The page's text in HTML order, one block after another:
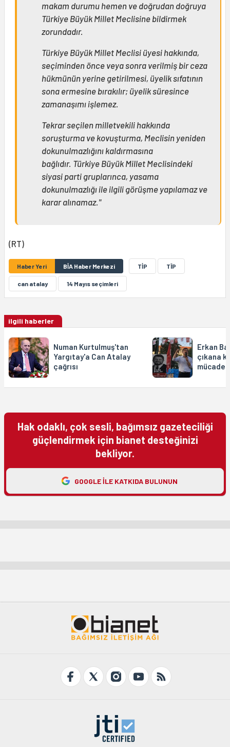
makam durumu hemen ve doğrudan doğruya
Türkiye Büyük Millet Meclisine bildirmek
zorundadır.
Türkiye Büyük Millet Meclisi üyesi hakkında,
seçiminden önce veya sonra verilmiş bir ceza
hükmünün yerine getirilmesi, üyelik sıfatının
sona ermesine bırakılır; üyelik süresince
zamanaşımı işlemez.
Tekrar seçilen milletvekili hakkında
soruşturma ve kovuşturma, Meclisin yeniden
dokunulmazlığını kaldırmasına
bağlıdır. Türkiye Büyük Millet Meclisindeki
siyasi parti gruplarınca, yasama
dokunulmazlığı ile ilgili görüşme yapılamaz ve
karar alınamaz."
(RT)
Haber Yeri BİA Haber Merkezi TİP TÎP
can atalay 14 Mayıs seçimleri
ilgili haberler
Numan Kurtulmuş'tan
Yargıtay'a Can Atalay
çağrısı
Erkan
çıkana
Hak odaklı, çok sesli, bağımsız gazeteciliği
güçlendirmek için bianet desteğinizi
bekliyor.
GOOGLE ILE KATKIDA BULUNUN